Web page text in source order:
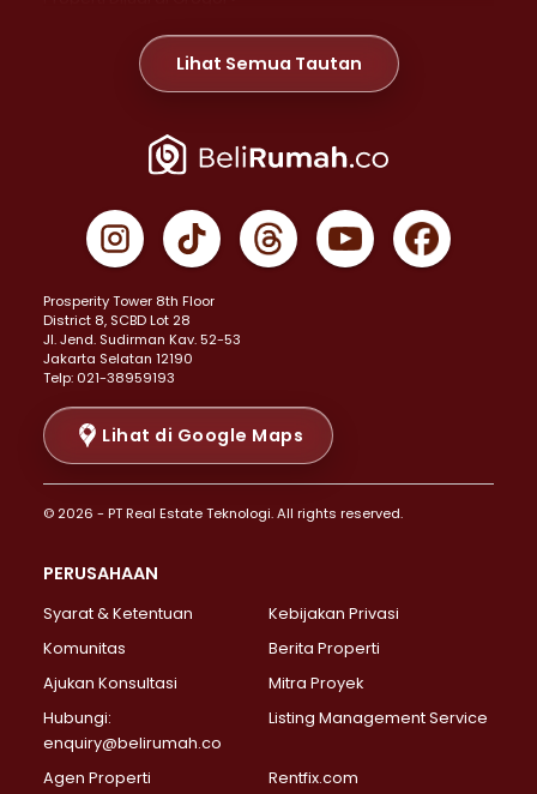
Properti Dijual di Meruya >
Properti Dijual di Jelambar >
Properti Dijual di Jakarta Pusat >
Properti Dijual di Gambir >
Properti Dijual di Johar Baru >
Properti Dijual di Menteng >
Properti Dijual di Senen >
Properti Dijual di Tanah Abang >
Properti Dijual di Cikini >
Properti Dijual di Kramat >
Properti Dijual di Pasar Baru >
Properti Dijual di Bendungan Hilir >
Properti Dijual di Jakarta Selatan >
Properti Dijual di Lebak Bulus >
Properti Dijual di Gandaria Selatan >
Properti Dijual di Pondok Labu >
Properti Dijual di Lenteng Agung >
Properti Dijual di Senayan >
Properti Dijual di Pondok Pinang >
Lihat Semua Tautan
Prosperity Tower 8th Floor
District 8, SCBD Lot 28
JI. Jend. Sudirman Kav. 52-53
Jakarta Selatan 12190
Telp: 021-38959193
Lihat di Google Maps
© 2026 - PT Real Estate Teknologi. All rights reserved.
PERUSAHAAN
Syarat & Ketentuan
Kebijakan Privasi
Komunitas
Berita Properti
Ajukan Konsultasi
Mitra Proyek
Hubungi:
enquiry@belirumah.co
Listing Management Service
Agen Properti Rentfix.com